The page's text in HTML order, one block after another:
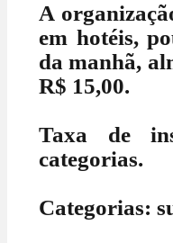
A
em hotéis,
da manhã,
R$ 15,00.
Taxa de
categorias.
Categorias: